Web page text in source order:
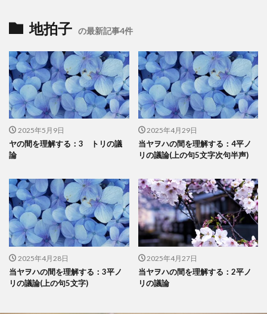
地拍子 の最新記事4件
2025年5月9日
ヤの間を理解する：3 トリの議
論
2025年4月29日
当ヤヲハの間を理解する：4平ノ
リの議論(上の句5文字次句半声)
2025年4月28日
当ヤヲハの間を理解する：3平ノ
リの議論(上の句5文字)
2025年4月27日
当ヤヲハの間を理解する：2平ノ
リの議論